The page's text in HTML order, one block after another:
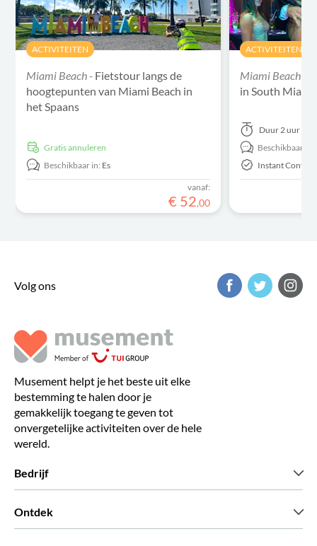
ACTIVITEITEN
Miami Beach - Fietstour langs de
hoogtepunten van Miami Beach in
het Spaans
Gratis annuleren
Beschikbaar in: Es
vanaf:
€ 52,00
ACTIVITEITEN
Miami Beach -
in South Miami
Duur 2 uur 30
Beschikbaar in:
Instant
Volg ons
Musement helpt je het beste uit elke
bestemming te halen door je
gemakkelijk toegang te geven tot
onvergetelijke activiteiten over de hele
wereld.
Bedrijf
Ontdek